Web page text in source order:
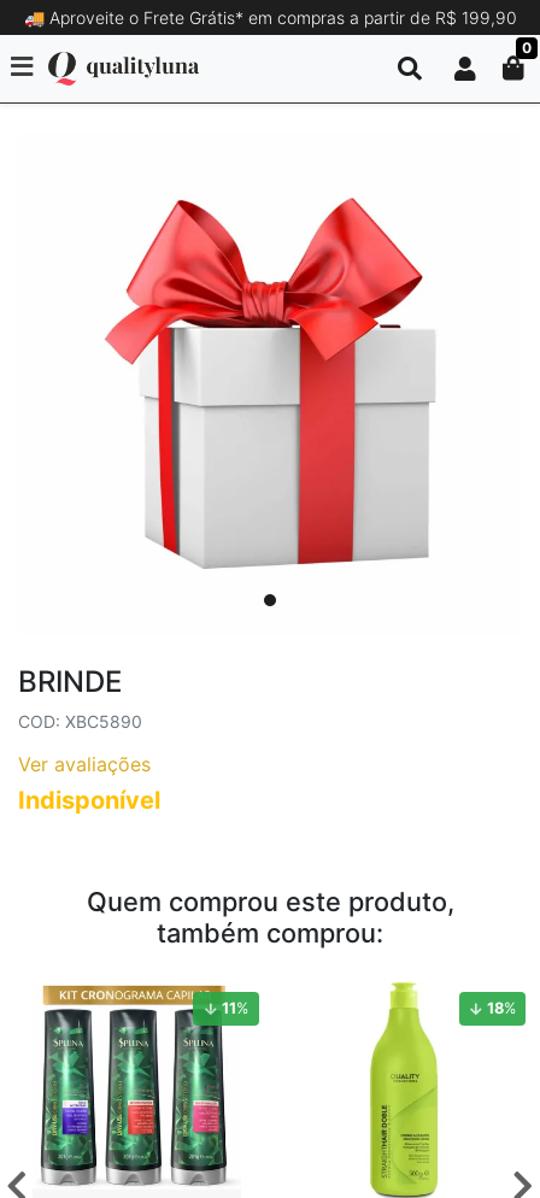
🚚 Aproveite o Frete Grátis* em compras a partir de R$ 199,90
0
BRINDE
COD: XBC5890
Ver avaliações
Indisponível
Quem comprou este produto,
também comprou:
11% 18%